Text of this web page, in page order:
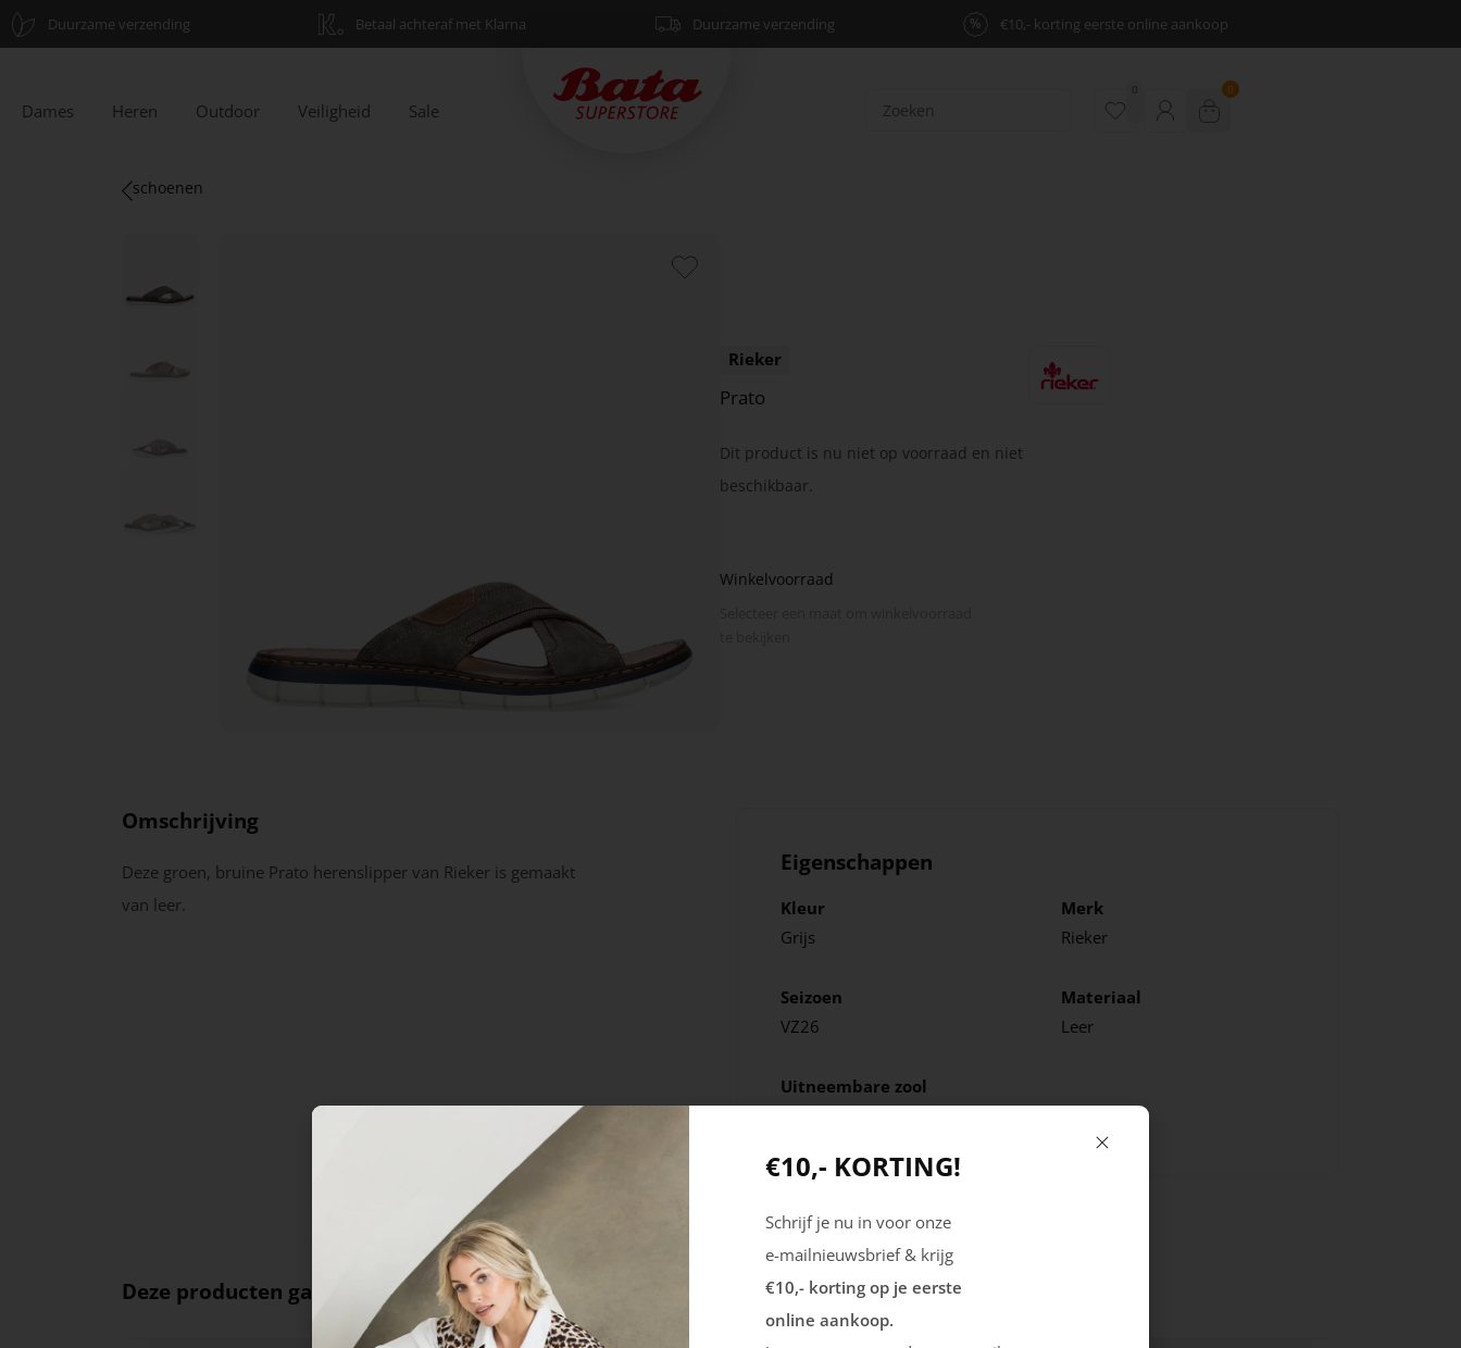
Duurzame verzending Betaal achteraf met Klarna Duurzame verzending % €10,- korting eerste online aankoop
Dames Heren Outdoor Veiligheid Sale
0 0
schoenen
Rieker
Prato
Dit product is nu niet op voorraad en niet
beschikbaar.
Winkelvoorraad
Omschrijving
Deze groen, bruine Prato herenslipper van Rieker is gemaakt
van leer.
Eigenschappen
Kleur
Grijs
Merk
Rieker
Seizoen
VZ26
Materiaal
Leer
Uitneembare zool
Deze producten ga je leuk vinden
€10,- KORTING!
Schrijf je nu in voor onze
e-mailnieuwsbrief & krijg
€10,- korting op je eerste
online aankoop.